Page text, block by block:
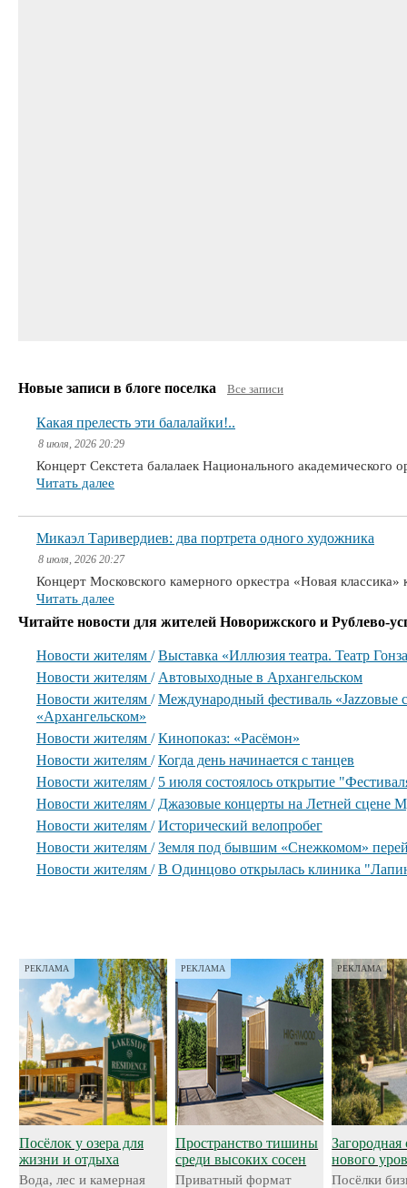
Новые записи в блоге поселка Все записи
Какая прелесть эти балалайки!..
8 июля, 2026 20:29
Концерт Секстета балалаек Национального академического
Читать далее
Микаэл Таривердиев: два портрета одного художника
8 июля, 2026 20:27
Концерт Московского камерного оркестра «Новая
Читать далее
Читайте новости для жителей Новорижского и Рублево-
Новости жителям /Выставка «Иллюзия театра. Театр
Новости жителям / Автовыходные в Архангельском
Новости жителям /Международный фестиваль «Jazzовые
«Архангельском»
Новости жителям /Кинопоказ: «Расёмон»
Новости жителям /Когда день начинается с танцев
Новости жителям / 5 июля состоялось открытие
Новости жителям / Джазовые концерты на Летней сцене
Новости жителям /Исторический велопробег
Новости жителям /Земля под бывшим «Снежкомом»
Новости жителям /В Одинцово открылась клиника
РЕКЛАМА
Посёлок у озера для
жизни и отдыха
Вода, лес и камерная
РЕКЛАМА
Пространство тишины
среди высоких сосен
Приватный формат
РЕКЛАМА
Загородная
нового
Посёлки